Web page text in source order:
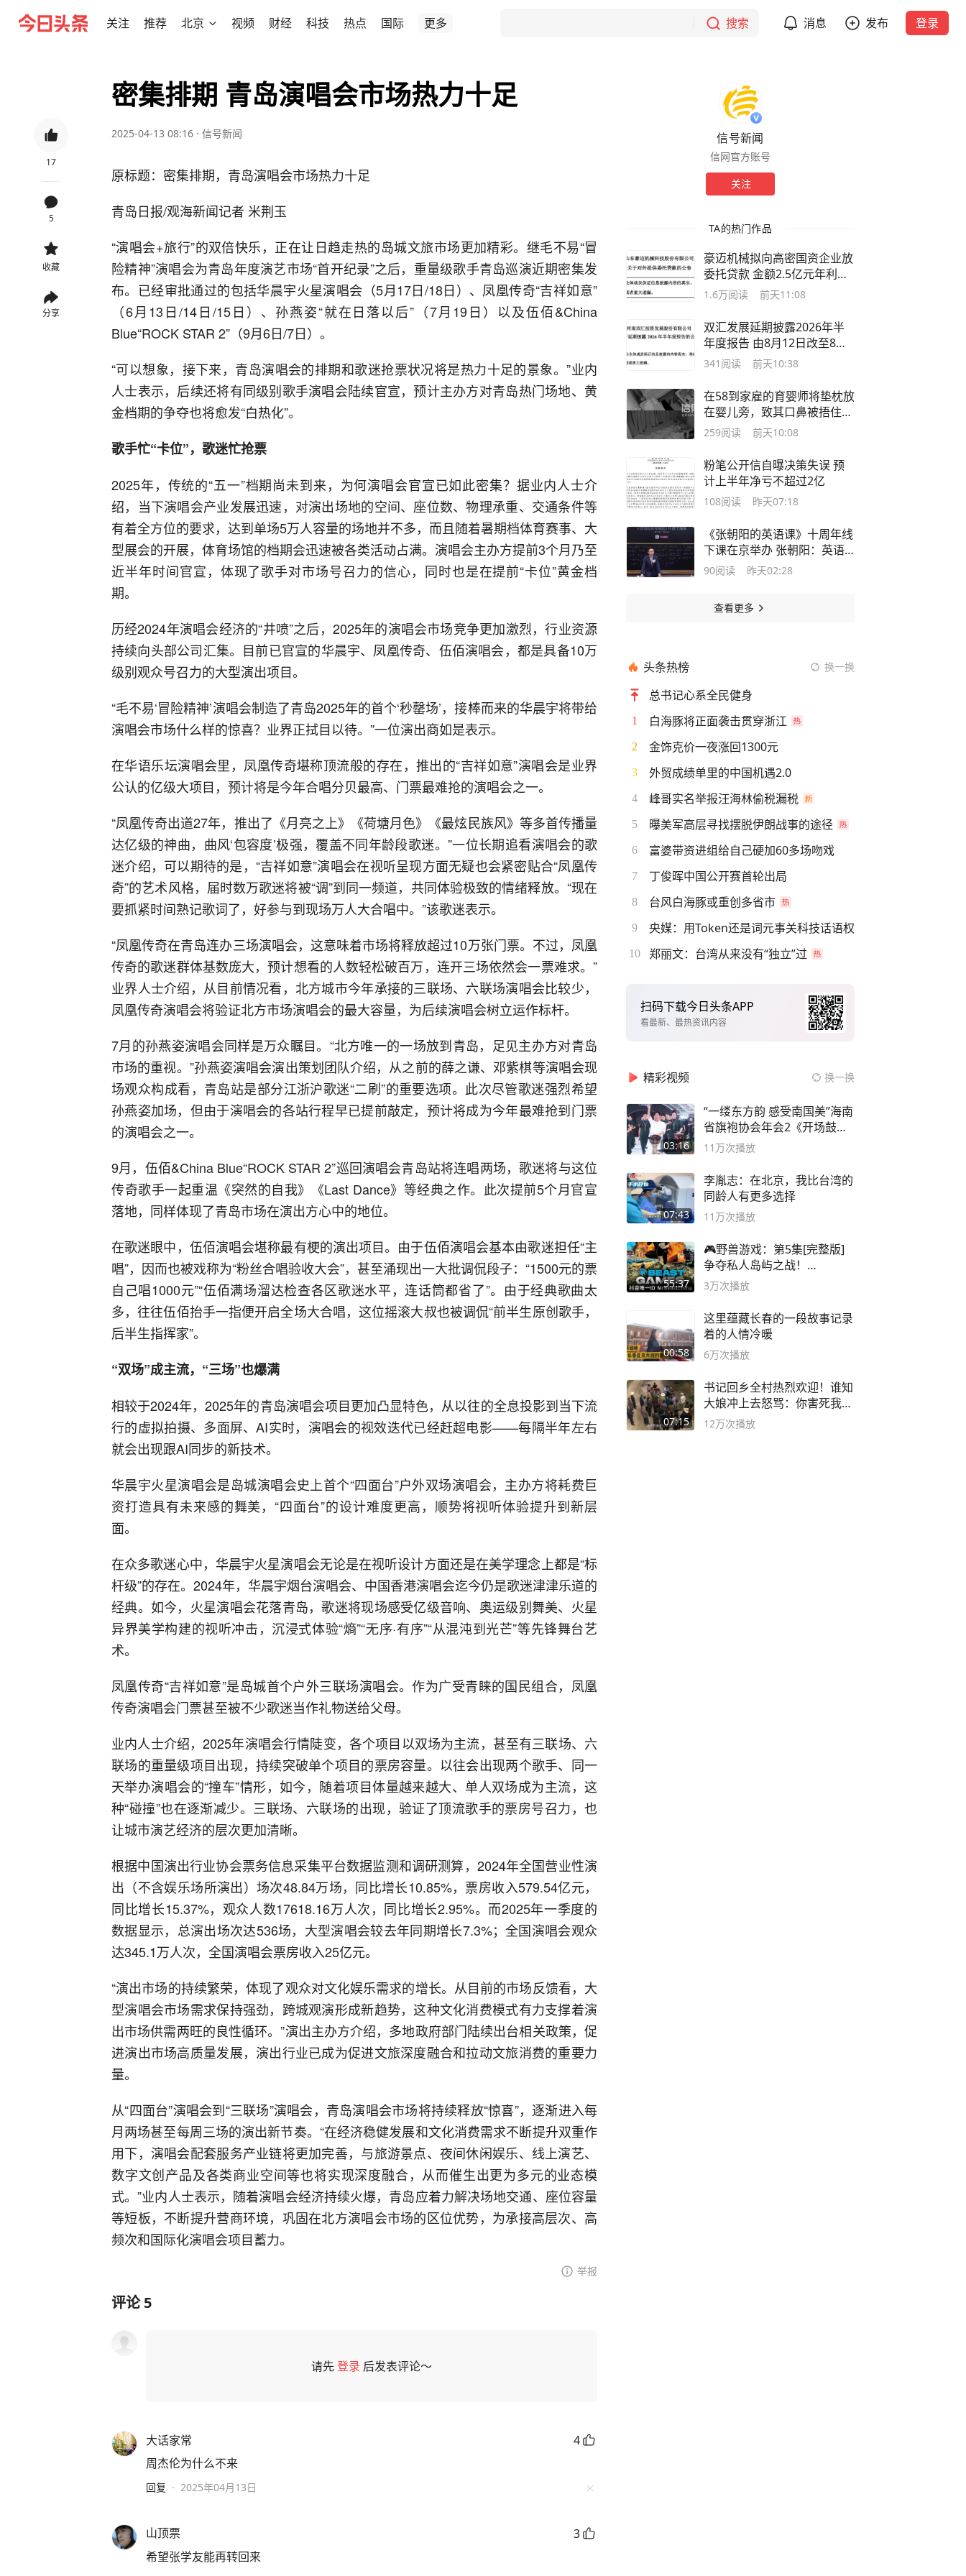
关注 推荐 北京 视频 财经 科技 热点 国际 更多 搜索 消息 发布 登录
17
5
收藏
分享
密集排期 青岛演唱会市场热力十足
2025-04-13 08:16 · 信号新闻
原标题：密集排期，青岛演唱会市场热力十足
青岛日报/观海新闻记者 米荆玉
“演唱会+旅行”的双倍快乐，正在让日趋走热的岛城文旅市场更加精彩。继毛不易“冒
险精神”演唱会为青岛年度演艺市场“首开纪录”之后，重量级歌手青岛巡演近期密集发
布。已经审批通过的包括华晨宇火星演唱会（5月17日/18日）、凤凰传奇“吉祥如意”
（6月13日/14日/15日）、孙燕姿“就在日落以后”（7月19日）以及伍佰&China
Blue“ROCK STAR 2”（9月6日/7日）。
“可以想象，接下来，青岛演唱会的排期和歌迷抢票状况将是热力十足的景象。”业内
人士表示，后续还将有同级别歌手演唱会陆续官宣，预计主办方对青岛热门场地、黄
金档期的争夺也将愈发“白热化”。
歌手忙“卡位”，歌迷忙抢票
2025年，传统的“五一”档期尚未到来，为何演唱会官宣已如此密集？据业内人士介
绍，当下演唱会产业发展迅速，对演出场地的空间、座位数、物理承重、交通条件等
有着全方位的要求，达到单场5万人容量的场地并不多，而且随着暑期档体育赛事、大
型展会的开展，体育场馆的档期会迅速被各类活动占满。演唱会主办方提前3个月乃至
近半年时间官宣，体现了歌手对市场号召力的信心，同时也是在提前“卡位”黄金档
期。
历经2024年演唱会经济的“井喷”之后，2025年的演唱会市场竞争更加激烈，行业资源
持续向头部公司汇集。目前已官宣的华晨宇、凤凰传奇、伍佰演唱会，都是具备10万
级别观众号召力的大型演出项目。
“毛不易‘冒险精神’演唱会制造了青岛2025年的首个‘秒罄场’，接棒而来的华晨宇将带给
演唱会市场什么样的惊喜？业界正拭目以待。”一位演出商如是表示。
在华语乐坛演唱会里，凤凰传奇堪称顶流般的存在，推出的“吉祥如意”演唱会是业界
公认的亿级大项目，预计将是今年合唱分贝最高、门票最难抢的演唱会之一。
“凤凰传奇出道27年，推出了《月亮之上》《荷塘月色》《最炫民族风》等多首传播量
达亿级的神曲，曲风‘包容度’极强，覆盖不同年龄段歌迷。”一位长期追看演唱会的歌
迷介绍，可以期待的是，“吉祥如意”演唱会在视听呈现方面无疑也会紧密贴合“凤凰传
奇”的艺术风格，届时数万歌迷将被“调”到同一频道，共同体验极致的情绪释放。“现在
要抓紧时间熟记歌词了，好参与到现场万人大合唱中。”该歌迷表示。
“凤凰传奇在青岛连办三场演唱会，这意味着市场将释放超过10万张门票。不过，凤凰
传奇的歌迷群体基数庞大，预计想看的人数轻松破百万，连开三场依然会一票难求。”
业界人士介绍，从目前情况看，北方城市今年承接的三联场、六联场演唱会比较少，
凤凰传奇演唱会将验证北方市场演唱会的最大容量，为后续演唱会树立运作标杆。
7月的孙燕姿演唱会同样是万众瞩目。“北方唯一的一场放到青岛，足见主办方对青岛
市场的重视。”孙燕姿演唱会演出策划团队介绍，从之前的薛之谦、邓紫棋等演唱会现
场观众构成看，青岛站是部分江浙沪歌迷“二刷”的重要选项。此次尽管歌迷强烈希望
孙燕姿加场，但由于演唱会的各站行程早已提前敲定，预计将成为今年最难抢到门票
的演唱会之一。
9月，伍佰&China Blue“ROCK STAR 2”巡回演唱会青岛站将连唱两场，歌迷将与这位
传奇歌手一起重温《突然的自我》《Last Dance》等经典之作。此次提前5个月官宣
落地，同样体现了青岛市场在演出方心中的地位。
在歌迷眼中，伍佰演唱会堪称最有梗的演出项目。由于伍佰演唱会基本由歌迷担任“主
唱”，因而也被戏称为“粉丝合唱验收大会”，甚至涌现出一大批调侃段子：“1500元的票
自己唱1000元”“伍佰满场溜达检查各区歌迷水平，连话筒都省了”。由于经典歌曲太
多，往往伍佰抬手一指便开启全场大合唱，这位摇滚大叔也被调侃“前半生原创歌手，
后半生指挥家”。
“双场”成主流，“三场”也爆满
相较于2024年，2025年的青岛演唱会项目更加凸显特色，从以往的全息投影到当下流
行的虚拟拍摄、多面屏、AI实时，演唱会的视效迭代已经赶超电影——每隔半年左右
就会出现跟AI同步的新技术。
华晨宇火星演唱会是岛城演唱会史上首个“四面台”户外双场演唱会，主办方将耗费巨
资打造具有未来感的舞美，“四面台”的设计难度更高，顺势将视听体验提升到新层
面。
在众多歌迷心中，华晨宇火星演唱会无论是在视听设计方面还是在美学理念上都是“标
杆级”的存在。2024年，华晨宇烟台演唱会、中国香港演唱会迄今仍是歌迷津津乐道的
经典。如今，火星演唱会花落青岛，歌迷将现场感受亿级音响、奥运级别舞美、火星
异界美学构建的视听冲击，沉浸式体验“熵”“无序·有序”“从混沌到光芒”等先锋舞台艺
术。
凤凰传奇“吉祥如意”是岛城首个户外三联场演唱会。作为广受青睐的国民组合，凤凰
传奇演唱会门票甚至被不少歌迷当作礼物送给父母。
业内人士介绍，2025年演唱会行情陡变，各个项目以双场为主流，甚至有三联场、六
联场的重量级项目出现，持续突破单个项目的票房容量。以往会出现两个歌手、同一
天举办演唱会的“撞车”情形，如今，随着项目体量越来越大、单人双场成为主流，这
种“碰撞”也在逐渐减少。三联场、六联场的出现，验证了顶流歌手的票房号召力，也
让城市演艺经济的层次更加清晰。
根据中国演出行业协会票务信息采集平台数据监测和调研测算，2024年全国营业性演
出（不含娱乐场所演出）场次48.84万场，同比增长10.85%，票房收入579.54亿元，
同比增长15.37%，观众人数17618.16万人次，同比增长2.95%。而2025年一季度的
数据显示，总演出场次达536场，大型演唱会较去年同期增长7.3%；全国演唱会观众
达345.1万人次，全国演唱会票房收入25亿元。
“演出市场的持续繁荣，体现了观众对文化娱乐需求的增长。从目前的市场反馈看，大
型演唱会市场需求保持强劲，跨城观演形成新趋势，这种文化消费模式有力支撑着演
出市场供需两旺的良性循环。”演出主办方介绍，多地政府部门陆续出台相关政策，促
进演出市场高质量发展，演出行业已成为促进文旅深度融合和拉动文旅消费的重要力
量。
从“四面台”演唱会到“三联场”演唱会，青岛演唱会市场将持续释放“惊喜”，逐渐进入每
月两场甚至每周三场的演出新节奏。“在经济稳健发展和文化消费需求不断提升双重作
用下，演唱会配套服务产业链将更加完善，与旅游景点、夜间休闲娱乐、线上演艺、
数字文创产品及各类商业空间等也将实现深度融合，从而催生出更为多元的业态模
式。”业内人士表示，随着演唱会经济持续火爆，青岛应着力解决场地交通、座位容量
等短板，不断提升营商环境，巩固在北方演唱会市场的区位优势，为承接高层次、高
频次和国际化演唱会项目蓄力。
举报
评论5
请先登录 后发表评论～
大话家常
4
周杰伦为什么不来
回复 · 2025年04月13日
山顶票
3
希望张学友能再转回来
信号新闻
信网官方账号
关注
TA的热门作品
豪迈机械拟向高密国资企业放
委托贷款 金额2.5亿元年利率
6.3%
1.6万阅读 前天11:08
双汇发展延期披露2026年半
年度报告 由8月12日改至8月
29日
341 阅读 前天10:38
在58到家雇的育婴师将垫枕放
在婴儿旁，致其口鼻被捂住
家长申请退费屡次被拒，平台
259阅读 前天10:08
粉笔公开信自曝决策失误 预
计上半年净亏不超过2亿
108阅读 昨天07:18
《张朝阳的英语课》十周年线
下课在京举办 张朝阳：英语
世界是一座知识宝藏
90阅读 昨天02:28
查看更多
头条热榜 换一换
总书记心系全民健身
1 白海豚将正面袭击贯穿浙江
2 金饰克价一夜涨回1300元
3 外贸成绩单里的中国机遇2.0
4 峰哥实名举报汪海林偷税漏税
5 曝美军高层寻找摆脱伊朗战事的途径
6 富婆带资进组给自己硬加60多场吻戏
7 丁俊晖中国公开赛首轮出局
8 台风白海豚或重创多省市
9 央媒：用Token还是词元事关科技话语权
10 郑丽文：台湾从来没有“独立”过
扫码下载今日头条APP
看最新、最热资讯内容
精彩视频 换一换
03:16
“一缕东方韵 感受南国美”海南
省旗袍协会年会2《开场鼓》
二团
11万次播放
07:43
李胤志：在北京，我比台湾的
同龄人有更多选择
11万次播放
55:37
🎮野兽游戏：第5集[完整版]
争夺私人岛屿之战！
#MrBeastChina
3万次播放
00:58
这里蕴藏长春的一段故事记录
着的人情冷暖
6万次播放
07:15
书记回乡全村热烈欢迎！谁知
大娘冲上去怒骂：你害死我儿
子
12万次播放